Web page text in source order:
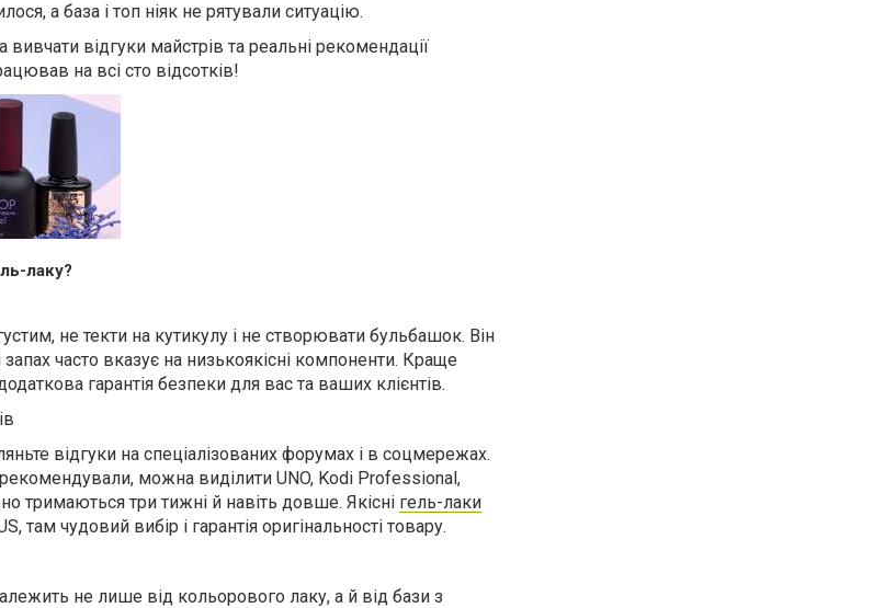
а база і топ ніяк не рятували ситуацію.
відгуки майстрів та реальні рекомендації
на всі сто відсотків!
лаку?
не текти на кутикулу і не створювати бульбашок. Він
часто вказує на низькоякісні компоненти. Краще
гарантія безпеки для вас та ваших клієнтів.
відгуки на спеціалізованих форумах і в соцмережах.
можна виділити UNO, Kodi Professional,
тримаються три тижні й навіть довше. Якісні гель-лаки
там чудовий вибір і гарантія оригінальності товару.
не лише від кольорового лаку, а й від бази з